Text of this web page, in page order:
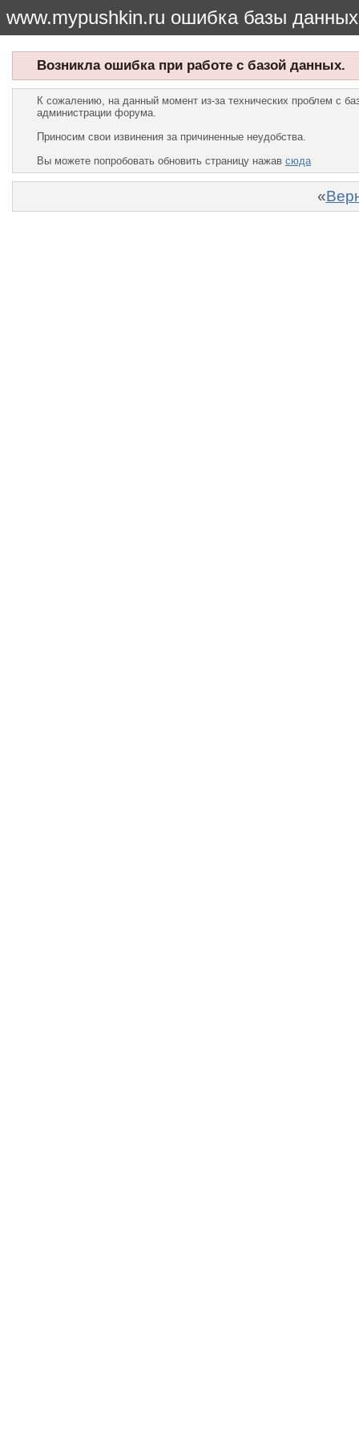
www.mypushkin.ru ошибка базы данных
Возникла ошибка при работе с базой данных.
К сожалению, на данный момент из-за технических проблем с
администрации форума.
Приносим свои извинения за причиненные неудобства.
Вы можете попробовать обновить страницу нажав сюда
«